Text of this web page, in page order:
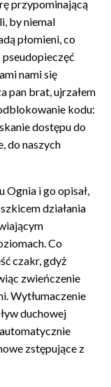
przypominającą
by niemal
płomieni, co
pseudopieczęć
nami się
pan brat, ujrzałem
kodu:
dostępu do
do naszych
Ognia i go opisał,
działania
Co
czakr, gdyż
zwieńczenie
Wytłumaczenie
duchowej
zstępujące z